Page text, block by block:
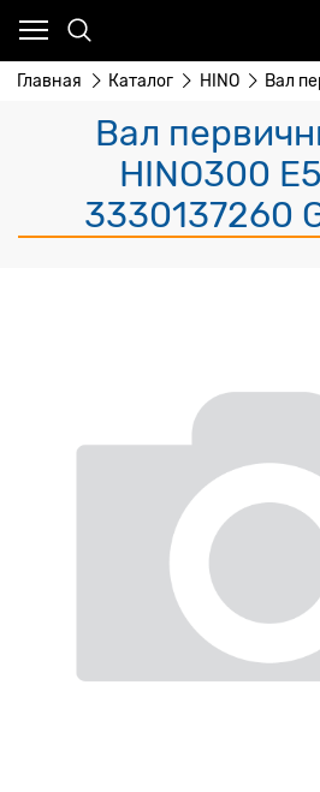
Главная Каталог HINO Вал
Вал
HINO300
3330137260